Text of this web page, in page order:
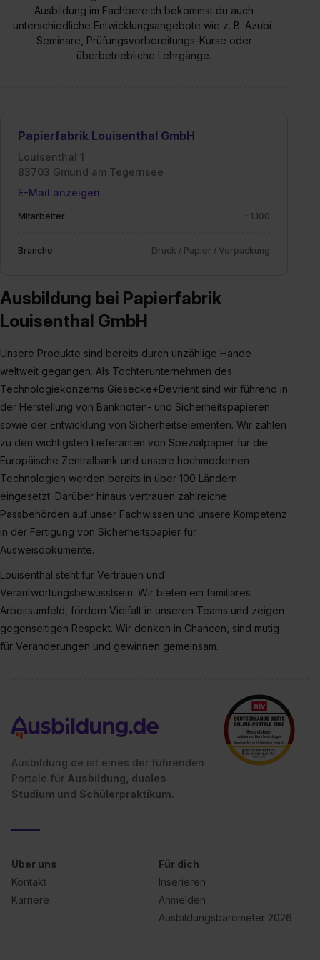
S. 1 lit. a) DS-GVO). Die USA verfügen über kein
angemessenes Datenschutzniveau (EuGH – Schrems
II). Du kannst die von dir erteilte Einwilligung jederzeit mit
zeigen“. Weitere Informationen:Datenschutzerklärung
Impressum.
Ausbildung im Fachbereich bekommst du auch
unterschiedliche Entwicklungsangebote wie z. B. Azubi-
Seminare, Prüfungsvorbereitungs-Kurse oder
überbetriebliche Lehrgänge.
Papierfabrik Louisenthal GmbH
Louisenthal 1
83703 Gmund am Tegernsee
E-Mail anzeigen
Mitarbeiter ~1.100
Branche Druck / Papier / Verpackung
Ausbildung bei Papierfabrik
Louisenthal GmbH
Unsere Produkte sind bereits durch unzählige Hände
weltweit gegangen. Als Tochterunternehmen des
Technologiekonzerns Giesecke+Devrient sind wir führend in
der Herstellung von Banknoten- und Sicherheitspapieren
sowie der Entwicklung von Sicherheitselementen. Wir zählen
zu den wichtigsten Lieferanten von Spezialpapier für die
Europäische Zentralbank und unsere hochmodernen
Technologien werden bereits in über 100 Ländern
eingesetzt. Darüber hinaus vertrauen zahlreiche
Passbehörden auf unser Fachwissen und unsere Kompetenz
in der Fertigung von Sicherheitspapier für
Ausweisdokumente.
Louisenthal steht für Vertrauen und
Verantwortungsbewusstsein. Wir bieten ein familiäres
Arbeitsumfeld, fördern Vielfalt in unseren Teams und zeigen
gegenseitigen Respekt. Wir denken in Chancen, sind mutig
für Veränderungen und gewinnen gemeinsam.
Ausbildung.de ist eines der führenden
Portale für Ausbildung, duales
Studium und Schülerpraktikum.
Über uns
Kontakt
Karriere
Für dich
Inserieren
Anmelden
Ausbildungsbarometer 2026